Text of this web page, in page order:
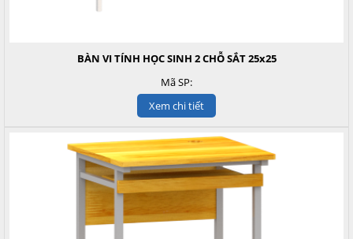
BÀN VI TÍNH HỌC SINH 2 CHỖ SẮT 25x25
Mã SP:
Xem chi tiết